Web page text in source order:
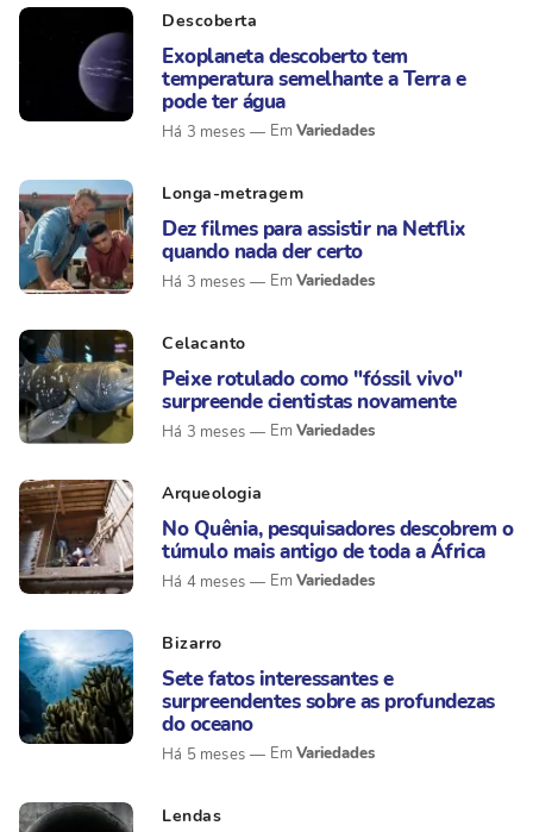
Descoberta
Exoplaneta descoberto tem
temperatura semelhante a Terra e
pode ter água
Há 3 meses Variedades
Longa-metragem
Dez filmes para assistir na Netflix
quando nada der certo
Há 3 meses Variedades
Celacanto
Peixe rotulado como "fóssil vivo"
surpreende cientistas novamente
Há 3 meses Variedades
Arqueologia
No Quênia, pesquisadores descobrem o
túmulo mais antigo de toda a África
Há 4 meses Variedades
Bizarro
Sete fatos interessantes e
surpreendentes sobre as profundezas
do oceano
Há 5 meses Variedades
Lendas